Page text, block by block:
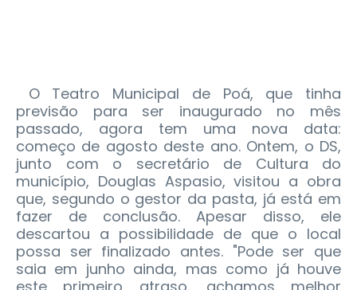
O Teatro Municipal de Poá, que tinha
previsão para ser inaugurado no mês
passado, agora tem uma nova data:
começo de agosto deste ano. Ontem, o DS,
junto com o secretário de Cultura do
município, Douglas Aspasio, visitou a obra
que, segundo o gestor da pasta, já está em
fazer de conclusão. Apesar disso, ele
descartou a possibilidade de que o local
possa ser finalizado antes. "Pode ser que
saia em junho ainda, mas como já houve